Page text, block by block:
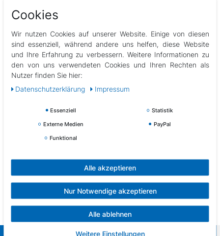
Weitere Details
EU-Verantwortlicher
Hersteller
Farbe: Orange / Grün u. Gelb / Blau u. Rot / Gelb u. Grün /
Gelb
Material: weiches und flexibles Neopren
Achtung: Nur im flachen Wasser unter Aufsicht von
Erwachsenen verwenden
Cookies
Wir nutzen Cookies auf unserer Website. Einige von diesen
sind essenziell, während andere uns helfen, diese Website
und Ihre Erfahrung zu verbessern. Weitere Informationen zu
den von uns verwendeten Cookies und Ihren Rechten als
Nutzer finden Sie hier:
Daten­schutz­erklärung
Impressum
Essenziell
Statistik
Externe Medien
PayPal
Funktional
Alle akzeptieren
Nur Notwendige akzeptieren
Alle ablehnen
Weitere Einstellungen